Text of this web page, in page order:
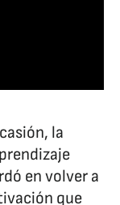
la
en volver a
que